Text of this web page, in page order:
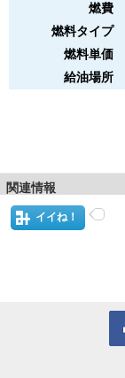
燃費
燃料タイプ
燃料単価
給油場所
関連情報
イイね！